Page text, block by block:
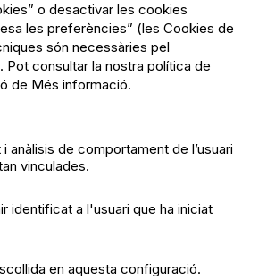
de privacitat
legal
de cookies
o desactivar les cookies
les preferències” (les Cookies de
són necessàries pel
consultar la nostra política de
de Més informació.
anàlisis de comportament de l’usuari
vinculades.
identificat a l'usuari que ha iniciat
en aquesta configuració.